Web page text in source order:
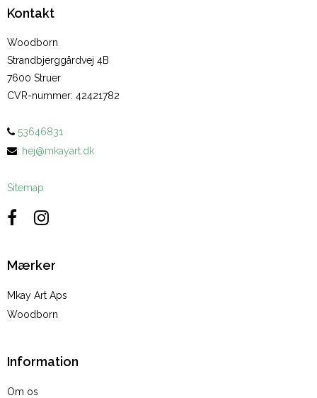
Kontakt
Woodborn
Strandbjerggårdvej 4B
7600 Struer
CVR-nummer: 42421782
53646831
: hej@mkayart.dk
Sitemap
Mærker
Mkay Art Aps
Woodborn
Information
Om os